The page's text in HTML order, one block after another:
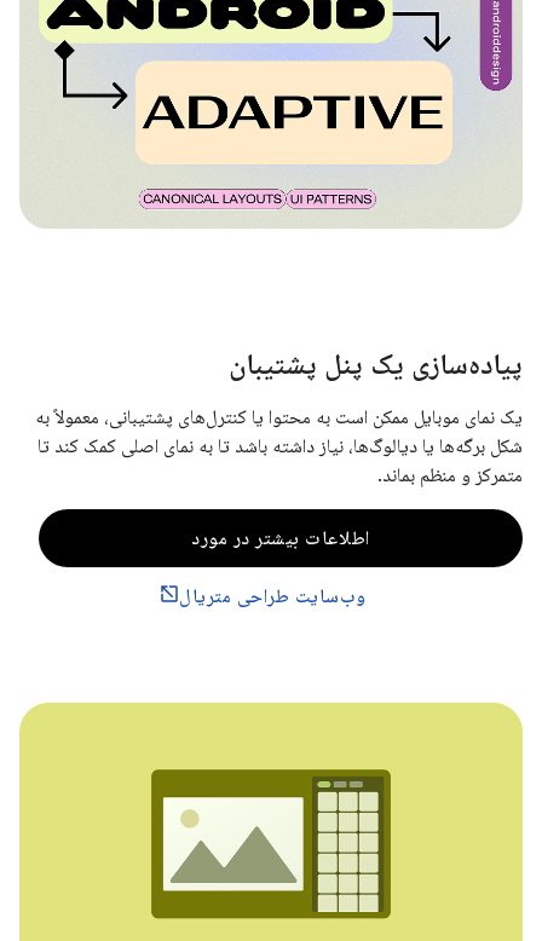
پیاده‌سازی یک پنل پشتیبان
یک نمای موبایل ممکن است به محتوا یا کنترل‌های پشتیبانی، معمولاً به
شکل برگه‌ها یا دیالوگ‌ها، نیاز داشته باشد تا به نمای اصلی کمک کند تا
متمرکز و منظم بماند.
اطلاعات بیشتر در مورد
وب‌سایت طراحی متریال